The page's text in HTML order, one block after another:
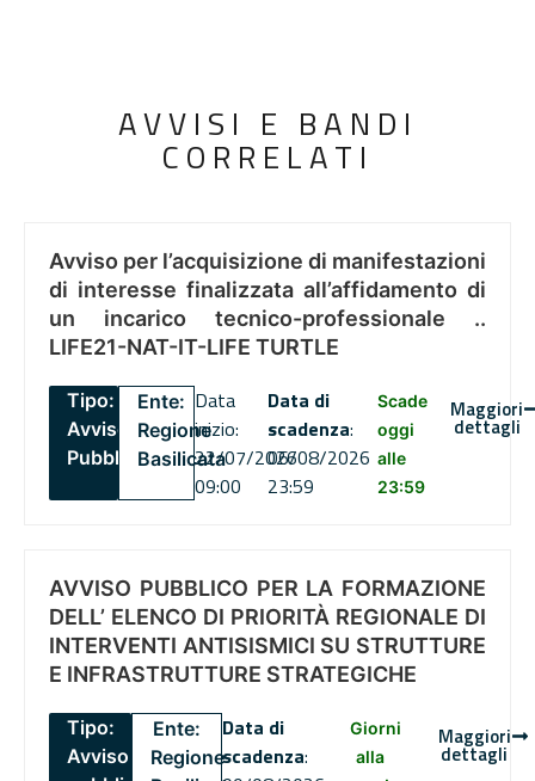
AVVISI E BANDI
CORRELATI
Avviso per l’acquisizione di manifestazioni
di interesse finalizzata all’affidamento di
un incarico tecnico-professionale ..
LIFE21-NAT-IT-LIFE TURTLE
Tipo:
Avviso
Pubblico
Ente:
Regione
Basilicata
Data
inizio:
22/07/2026
09:00
Data di
scadenza:
06/08/2026
23:59
Scade
oggi
alle
23:59
Maggiori
dettagli
AVVISO PUBBLICO PER LA FORMAZIONE
DELL’ ELENCO DI PRIORITÀ REGIONALE DI
INTERVENTI ANTISISMICI SU STRUTTURE
E INFRASTRUTTURE STRATEGICHE
Tipo:
Avviso
Ente:
Regione
Data di
scadenza:
Giorni
alla
Maggiori
dettagli